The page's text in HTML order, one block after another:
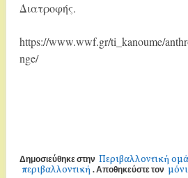
Διατροφής.
https://www.wwf.gr/ti_kanoume/
nge/
Δημοσιεύθηκε στην Περιβαλλοντική
περιβαλλοντική . Αποθηκεύστε τον